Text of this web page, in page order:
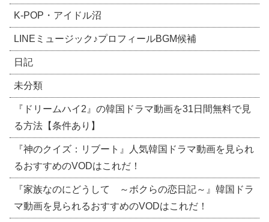
​K-POP・アイドル沼
LINEミュージック♪プロフィールBGM候補
日記
未分類
『ドリームハイ2』の韓国ドラマ動画を31日間無料で見
る方法【条件あり】
『神のクイズ：リブート』人気韓国ドラマ動画を見られ
るおすすめのVODはこれだ！
『家族なのにどうして ～ボクらの恋日記～』韓国ドラ
マ動画を見られるおすすめのVODはこれだ！